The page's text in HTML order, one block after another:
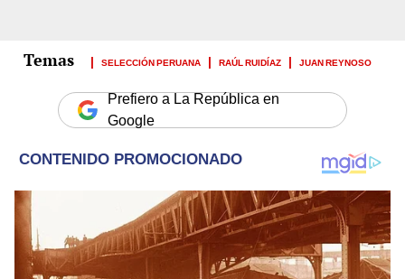
SELECCIÓN PERUANA RAÚL RUIDÍAZ JUAN REYNOSO
Prefiero a La República en
Google